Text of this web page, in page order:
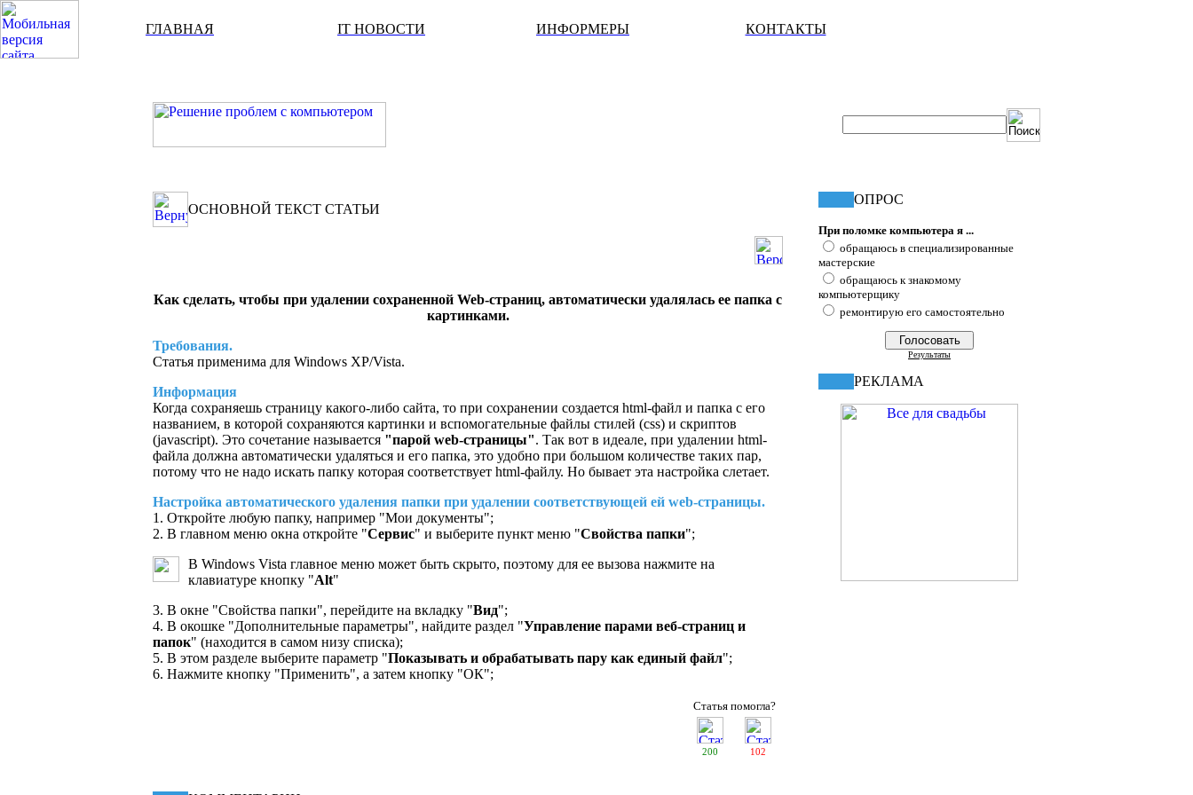
ГЛАВНАЯ IT НОВОСТИ ИНФОРМЕРЫ КОНТАКТЫ
ОСНОВНОЙ ТЕКСТ СТАТЬИ
Как сделать, чтобы при удалении сохраненной Web-страниц, автоматически удалялась ее папка с
картинками.
Требования.
Статья применима для Windows XP/Vista.
Информация
Когда сохраняешь страницу какого-либо сайта, то при сохранении создается html-файл и папка с его
названием, в которой сохраняются картинки и вспомогательные файлы cтилей (css) и скриптов
(javascript). Это сочетание называется "парой web-страницы". Так вот в идеале, при удалении html-
файла должна автоматически удаляться и его папка, это удобно при большом количестве таких пар,
потому что не надо искать папку которая соответствует html-файлу. Но бывает эта настройка слетает.
Настройка автоматического удаления папки при удалении соответствующей ей web-страницы.
1. Откройте любую папку, например "Мои документы";
2. В главном меню окна откройте "Сервис" и выберите пункт меню "Свойства папки";
В Windows Vista главное меню может быть скрыто, поэтому для ее вызова нажмите на
клавиатуре кнопку "Alt"
3. В окне "Свойства папки", перейдите на вкладку "Вид";
4. В окошке "Дополнительные параметры", найдите раздел "Управление парами веб-страниц и
папок" (находится в самом низу списка);
5. В этом разделе выберите параметр "Показывать и обрабатывать пару как единый файл";
6. Нажмите кнопку "Применить", а затем кнопку "ОК";
Статья помогла?
200 102
ОПРОС
При поломке компьютера я ...
обращаюсь в специализированные
мастерские
обращаюсь к знакомому
компьютерщику
ремонтирую его самостоятельно
Результаты
РЕКЛАМА